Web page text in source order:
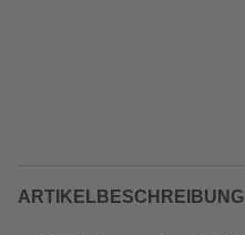
ARTIKELBESCHREIBUNG